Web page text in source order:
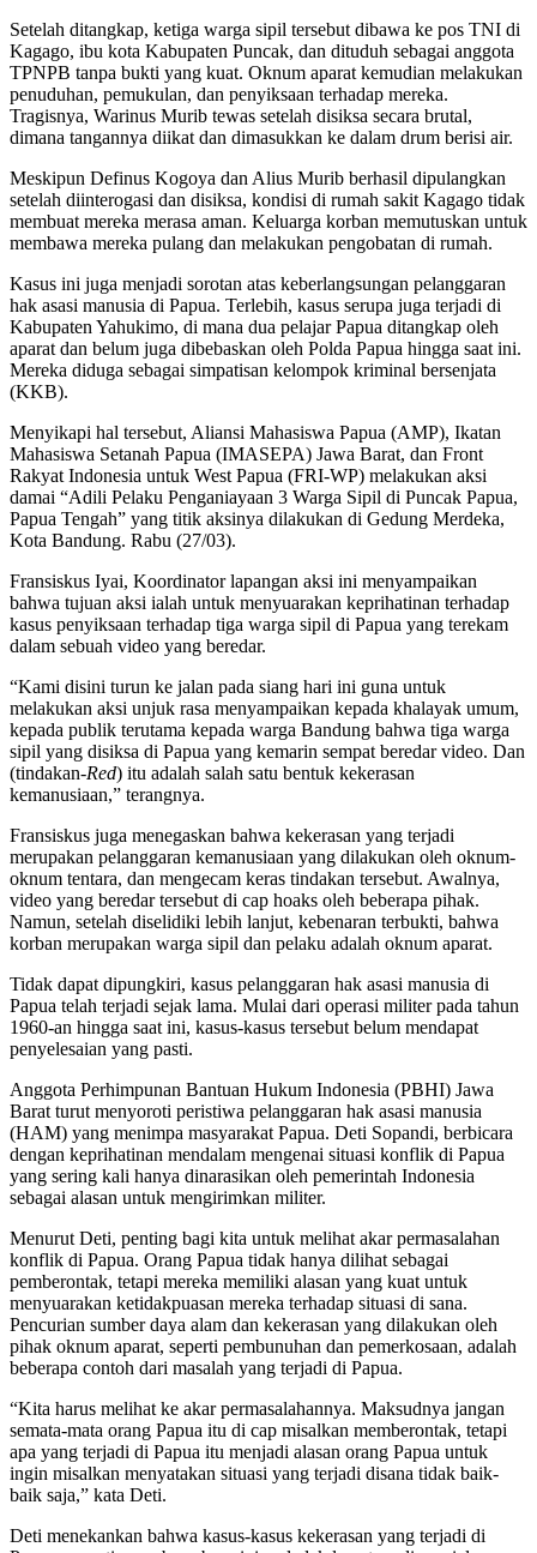
Setelah ditangkap, ketiga warga sipil tersebut dibawa ke pos TNI di
Kagago, ibu kota Kabupaten Puncak, dan dituduh sebagai anggota
TPNPB tanpa bukti yang kuat. Oknum aparat kemudian melakukan
penuduhan, pemukulan, dan penyiksaan terhadap mereka.
Tragisnya, Warinus Murib tewas setelah disiksa secara brutal,
dimana tangannya diikat dan dimasukkan ke dalam drum berisi air.
Meskipun Definus Kogoya dan Alius Murib berhasil dipulangkan
setelah diinterogasi dan disiksa, kondisi di rumah sakit Kagago tidak
membuat mereka merasa aman. Keluarga korban memutuskan untuk
membawa mereka pulang dan melakukan pengobatan di rumah.
Kasus ini juga menjadi sorotan atas keberlangsungan pelanggaran
hak asasi manusia di Papua. Terlebih, kasus serupa juga terjadi di
Kabupaten Yahukimo, di mana dua pelajar Papua ditangkap oleh
aparat dan belum juga dibebaskan oleh Polda Papua hingga saat ini.
Mereka diduga sebagai simpatisan kelompok kriminal bersenjata
(KKB).
Menyikapi hal tersebut, Aliansi Mahasiswa Papua (AMP), Ikatan
Mahasiswa Setanah Papua (IMASEPA) Jawa Barat, dan Front
Rakyat Indonesia untuk West Papua (FRI-WP) melakukan aksi
damai “Adili Pelaku Penganiayaan 3 Warga Sipil di Puncak Papua,
Papua Tengah” yang titik aksinya dilakukan di Gedung Merdeka,
Kota Bandung. Rabu (27/03).
Fransiskus Iyai, Koordinator lapangan aksi ini menyampaikan
bahwa tujuan aksi ialah untuk menyuarakan keprihatinan terhadap
kasus penyiksaan terhadap tiga warga sipil di Papua yang terekam
dalam sebuah video yang beredar.
“Kami disini turun ke jalan pada siang hari ini guna untuk
melakukan aksi unjuk rasa menyampaikan kepada khalayak umum,
kepada publik terutama kepada warga Bandung bahwa tiga warga
sipil yang disiksa di Papua yang kemarin sempat beredar video. Dan
(tindakan-Red) itu adalah salah satu bentuk kekerasan
kemanusiaan,” terangnya.
Fransiskus juga menegaskan bahwa kekerasan yang terjadi
merupakan pelanggaran kemanusiaan yang dilakukan oleh oknum-
oknum tentara, dan mengecam keras tindakan tersebut. Awalnya,
video yang beredar tersebut di cap hoaks oleh beberapa pihak.
Namun, setelah diselidiki lebih lanjut, kebenaran terbukti, bahwa
korban merupakan warga sipil dan pelaku adalah oknum aparat.
Tidak dapat dipungkiri, kasus pelanggaran hak asasi manusia di
Papua telah terjadi sejak lama. Mulai dari operasi militer pada tahun
1960-an hingga saat ini, kasus-kasus tersebut belum mendapat
penyelesaian yang pasti.
Anggota Perhimpunan Bantuan Hukum Indonesia (PBHI) Jawa
Barat turut menyoroti peristiwa pelanggaran hak asasi manusia
(HAM) yang menimpa masyarakat Papua. Deti Sopandi, berbicara
dengan keprihatinan mendalam mengenai situasi konflik di Papua
yang sering kali hanya dinarasikan oleh pemerintah Indonesia
sebagai alasan untuk mengirimkan militer.
Menurut Deti, penting bagi kita untuk melihat akar permasalahan
konflik di Papua. Orang Papua tidak hanya dilihat sebagai
pemberontak, tetapi mereka memiliki alasan yang kuat untuk
menyuarakan ketidakpuasan mereka terhadap situasi di sana.
Pencurian sumber daya alam dan kekerasan yang dilakukan oleh
pihak oknum aparat, seperti pembunuhan dan pemerkosaan, adalah
beberapa contoh dari masalah yang terjadi di Papua.
“Kita harus melihat ke akar permasalahannya. Maksudnya jangan
semata-mata orang Papua itu di cap misalkan memberontak, tetapi
apa yang terjadi di Papua itu menjadi alasan orang Papua untuk
ingin misalkan menyatakan situasi yang terjadi disana tidak baik-
baik saja,” kata Deti.
Deti menekankan bahwa kasus-kasus kekerasan yang terjadi di